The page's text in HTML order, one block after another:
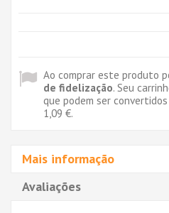
Ao comprar este produto
de fidelização. Seu
que podem ser
1,09 €.
Mais informação
Avaliações